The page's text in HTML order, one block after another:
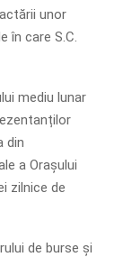
unor
în care S.C.
mediu lunar
din
a Orașului
zilnice de
de burse și